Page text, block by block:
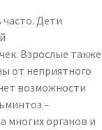
Дети
Взрослые также
от неприятного
возможности
–
многих органов и